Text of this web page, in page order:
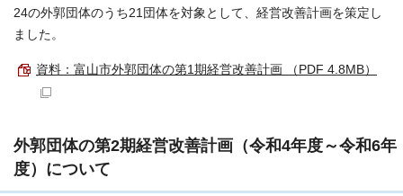
24の外郭団体のうち21団体を対象として、経営改善計画を策定し
ました。
資料：富山市外郭団体の第1期経営改善計画 （PDF 4.8MB）
外郭団体の第2期経営改善計画（令和4年度～令和6年
度）について